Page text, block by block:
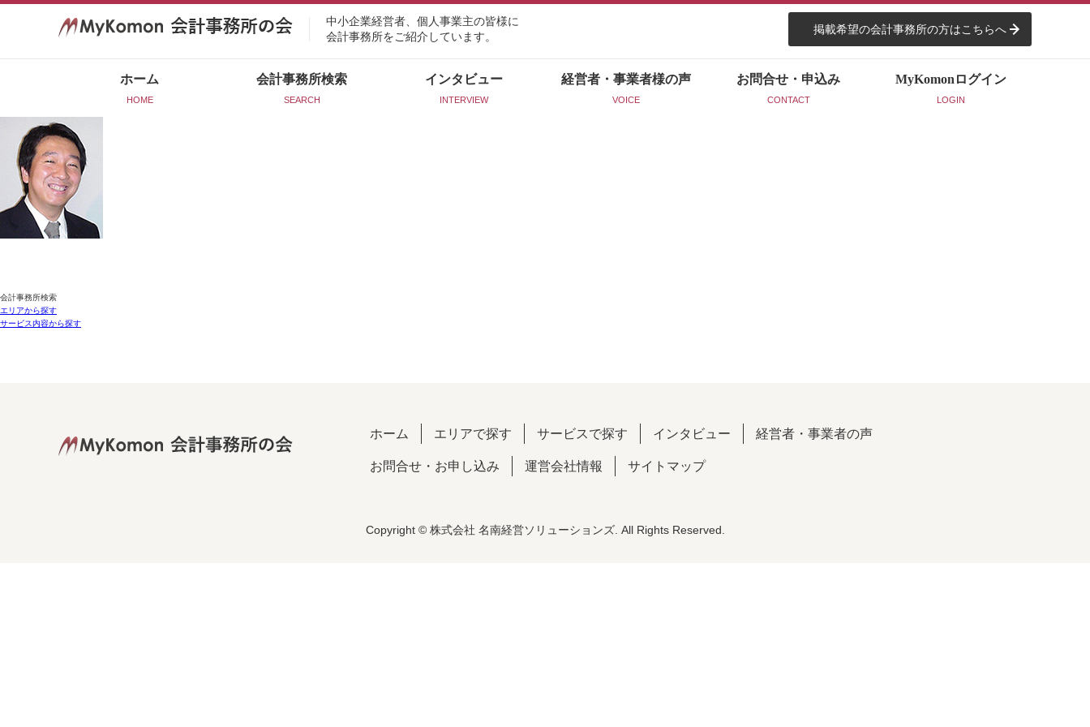
中小企業経営者、個人事業主の皆様に
会計事務所をご紹介しています。
掲載希望の会計事務所の方はこちらへ
ホーム
HOME
会計事務所検索
SEARCH
インタビュー
INTERVIEW
経営者・事業者様の声
VOICE
お問合せ・申込み
CONTACT
MyKomon ログイン
LOGIN
会計事務所検索
エリアから探す
サービス内容から探す
ホーム エリアで探す サービスで探す インタビュー 経営者・事業者の声
お問合せ・お申し込み 運営会社情報 サイトマップ
Copyright © 株式会社 名南経営ソリューションズ. All Rights Reserved.